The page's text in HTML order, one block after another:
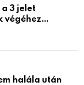
a 3 jelet
végéhez
halála után